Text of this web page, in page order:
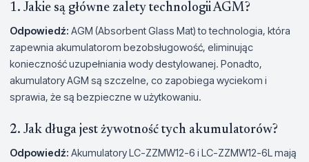
1. Jakie są główne zalety technologii AGM?
Odpowiedź: AGM (Absorbent Glass Mat) to technologia, która
zapewnia akumulatorom bezobsługowość, eliminując
konieczność uzupełniania wody destylowanej. Ponadto,
akumulatory AGM są szczelne, co zapobiega wyciekom i
sprawia, że są bezpieczne w użytkowaniu.
2. Jak długa jest żywotność tych akumulatorów?
Odpowiedź: Akumulatory LC-ZZMW12-6 i LC-ZZMW12-6L mają